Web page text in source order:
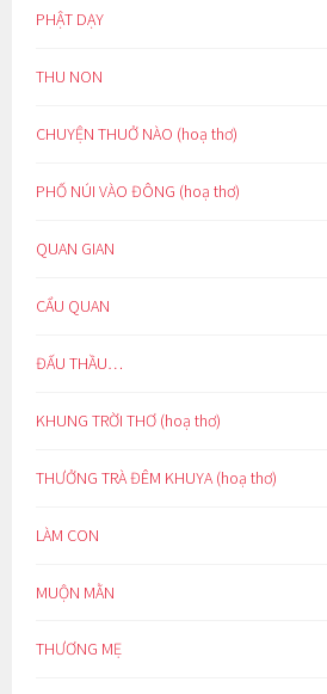
PHẬT DẠY
THU NON
CHUYỆN THUỞ NÀO (hoạ thơ)
PHỐ NÚI VÀO ĐÔNG (hoạ thơ)
QUAN GIAN
CẨU QUAN
ĐẤU THẦU…
KHUNG TRỜI THƠ (hoạ thơ)
THƯỞNG TRÀ ĐÊM KHUYA (hoạ thơ)
LÀM CON
MUỘN MẰN
THƯƠNG MẸ